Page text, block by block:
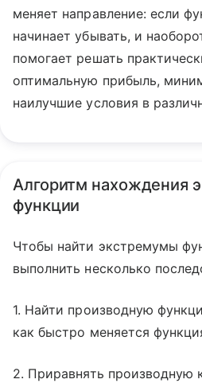
меняет направление: если
начинает убывать, и
помогает решать
оптимальную прибыль,
наилучшие условия в
Алгоритм нахождения
функции
Чтобы найти экстремумы
выполнить несколько
1. Найти производную
как быстро меняется
2. Приравнять производную